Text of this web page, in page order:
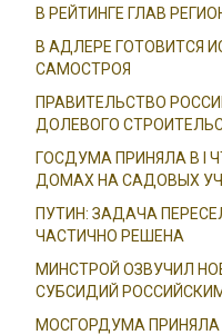
В РЕЙТИНГЕ ГЛАВ
В АДЛЕРЕ ГОТОВИТСЯ
САМОСТРОЯ
ПРАВИТЕЛЬСТВО
ДОЛЕВОГО
ГОСДУМА ПРИНЯЛА В I
ДОМАХ НА САДОВЫХ
ПУТИН: ЗАДАЧА
ЧАСТИЧНО РЕШЕНА
МИНСТРОЙ ОЗВУЧИЛ
СУБСИДИЙ
МОСГОРДУМА ПРИНЯЛА